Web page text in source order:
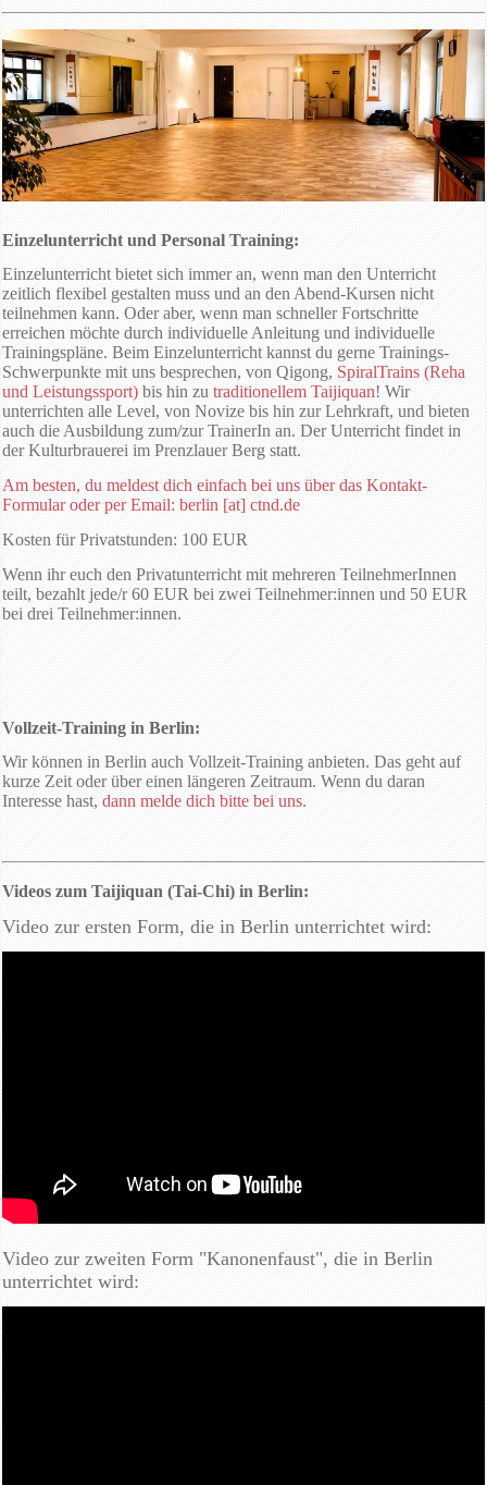
Einzelunterricht und Personal Training:
Einzelunterricht bietet sich immer an, wenn man den Unterricht
zeitlich flexibel gestalten muss und an den Abend-Kursen nicht
teilnehmen kann. Oder aber, wenn man schneller Fortschritte
erreichen möchte durch individuelle Anleitung und individuelle
Trainingspläne. Beim Einzelunterricht kannst du gerne Trainings-
Schwerpunkte mit uns besprechen, von Qigong, SpiralTrains (Reha
und Leistungssport) bis hin zu traditionellem Taijiquan! Wir
unterrichten alle Level, von Novize bis hin zur Lehrkraft, und bieten
auch die Ausbildung zum/zur TrainerIn an. Der Unterricht findet in
der Kulturbrauerei im Prenzlauer Berg statt.
Am besten, du meldest dich einfach bei uns über das Kontakt-
Formular oder per Email: berlin [at] ctnd.de
Kosten für Privatstunden: 100 EUR
Wenn ihr euch den Privatunterricht mit mehreren TeilnehmerInnen
teilt, bezahlt jede/r 60 EUR bei zwei Teilnehmer:innen und 50 EUR
bei drei Teilnehmer:innen.
Vollzeit-Training in Berlin:
Wir können in Berlin auch Vollzeit-Training anbieten. Das geht auf
kurze Zeit oder über einen längeren Zeitraum. Wenn du daran
Interesse hast, dann melde dich bitte bei uns.
Videos zum Taijiquan (Tai-Chi) in Berlin:
Video zur ersten Form, die in Berlin unterrichtet wird:
Video zur zweiten Form "Kanonenfaust", die in Berlin
unterrichtet wird: